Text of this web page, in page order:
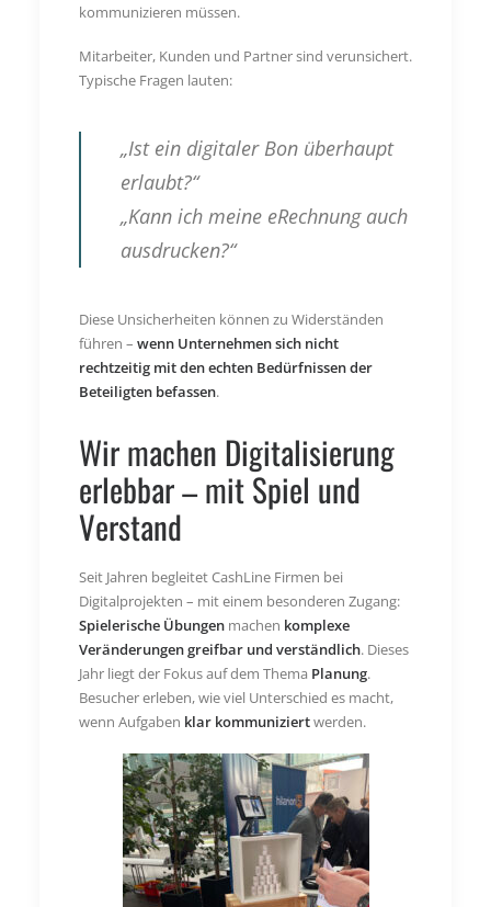
kommunizieren müssen.
Mitarbeiter, Kunden und Partner sind verunsichert.
Typische Fragen lauten:
„Ist ein digitaler Bon überhaupt
erlaubt?“
„Kann ich meine eRechnung auch
ausdrucken?“
Diese Unsicherheiten können zu Widerständen
führen – wenn Unternehmen sich nicht
rechtzeitig mit den echten Bedürfnissen der
Beteiligten befassen.
Wir machen Digitalisierung
erlebbar – mit Spiel und
Verstand
Seit Jahren begleitet CashLine Firmen bei
Digitalprojekten – mit einem besonderen Zugang:
Spielerische Übungen machen komplexe
Veränderungen greifbar und verständlich. Dieses
Jahr liegt der Fokus auf dem Thema Planung.
Besucher erleben, wie viel Unterschied es macht,
wenn Aufgaben klar kommuniziertwerden.